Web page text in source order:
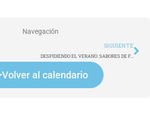
Navegación
SIGUIENTE
DESPIDIENDO EL VERANO: SABORES DE FASNIA ENTRE CÓCTELES Y MÁS
Volver al calendario